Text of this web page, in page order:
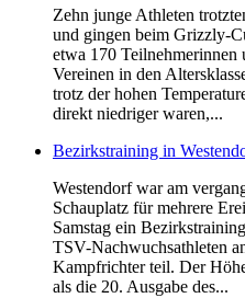
Zehn junge Athleten
und gingen beim Grizzly-
etwa 170 Teilnehmerinnen
Vereinen in den
trotz der hohen
direkt niedriger waren,...
Bezirkstraining in
Westendorf war am
Schauplatz für mehrere
Samstag ein
TSV-Nachwuchsathleten
Kampfrichter teil. Der
als die 20. Ausgabe des...